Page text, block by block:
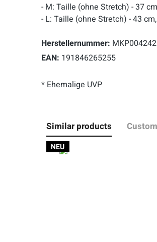
- M: Taille (ohne Stretch) - 37
- L: Taille (ohne Stretch) - 43
Herstellernummer: MKP004242
EAN: 191846265255
* Ehemalige UVP
Similar products
NEU